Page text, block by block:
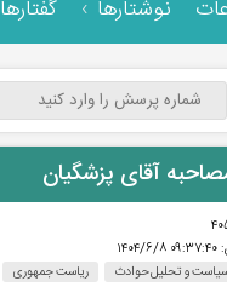
نوشتارها گفتارها
آقای پزشگیان
۰۹:۳۷:۴۰ ۱۴۰۴/۶/۸
و تحلیل حوادث ریاست جمهوری